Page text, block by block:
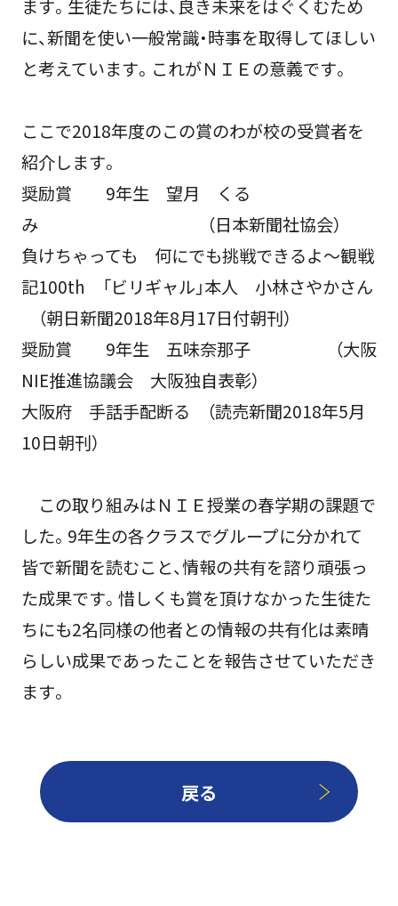
ます。生徒たちには、良き未来をはぐくむため
に、新聞を使い一般常識・時事を取得してほしい
と考えています。これがＮＩＥの意義です。
ここで2018年度のこの賞のわが校の受賞者を
紹介します。
奨励賞 9年生 望月 くる
み （日本新聞社協会）
負けちゃっても 何にでも挑戦できるよ～観戦
記100th 「ビリギャル」本人 小林さやかさん
（朝日新聞2018年8月17日付朝刊）
奨励賞 9年生 五味奈那子 （大阪
NIE推進協議会 大阪独自表彰）
大阪府 手話手配断る （読売新聞2018年5月
10日朝刊）
この取り組みはＮＩＥ授業の春学期の課題で
した。9年生の各クラスでグループに分かれて
皆で新聞を読むこと、情報の共有を諮り頑張っ
た成果です。惜しくも賞を頂けなかった生徒た
ちにも2名同様の他者との情報の共有化は素晴
らしい成果であったことを報告させていただき
ます。
戻る